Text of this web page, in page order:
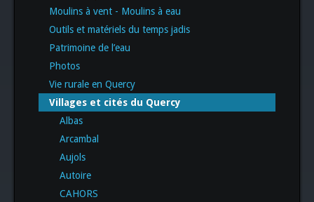
Moulins à vent - Moulins à eau
Outils et matériels du temps jadis
Patrimoine de l’eau
Photos
Vie rurale en Quercy
Villages et cités du Quercy
Albas
Arcambal
Aujols
Autoire
CAHORS